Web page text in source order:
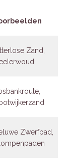
Zand,
Zwerfpad,